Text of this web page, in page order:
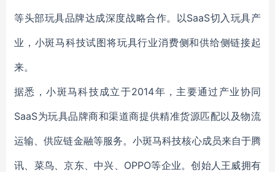
等头部玩具品牌达成深度战略合作。以SaaS切入玩具产
业，小斑马科技试图将玩具行业消费侧和供给侧链接起
来。
据悉，小斑马科技成立于2014年，主要通过产业协同
SaaS为玩具品牌商和渠道商提供精准货源匹配以及物流
运输、供应链金融等服务。小斑马科技核心成员来自于腾
讯、菜鸟、京东、中兴、OPPO等企业。创始人王威拥有